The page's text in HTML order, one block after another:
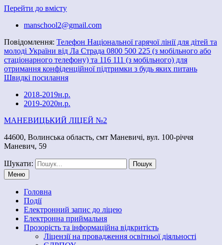
Перейти до вмісту
manschool2@gmail.com
Повідомлення: Телефон Національної гарячої лінії для дітей та
молоді України від Ла Страда 0800 500 225 (з мобільного або
стаціонарного телефону) та 116 111 (з мобільного) для
отримання конфіденційної підтримки з будь яких питань
Швидкі посилання
2018-2019н.р.
2019-2020н.р.
МАНЕВИЦЬКИЙ ЛІЦЕЙ №2
44600, Волинська область, смт Маневичі, вул. 100-річчя
Маневич, 59
Шукати:
Меню
Головна
Події
Електронний запис до ліцею
Електронна приймальня
Прозорість та інформаційна відкритість
Ліцензії на провадження освітньої діяльності